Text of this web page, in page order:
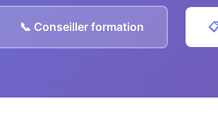
📞 Conseiller formation